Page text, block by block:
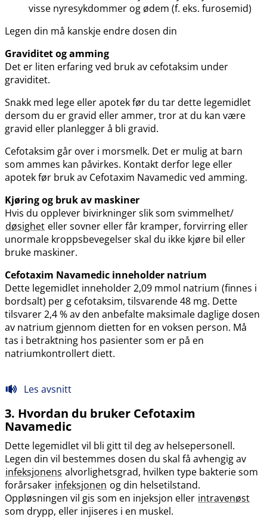
visse nyresykdommer og ødem (f. eks. furosemid)
Legen din må kanskje endre dosen din
Graviditet og amming
Det er liten erfaring ved bruk av cefotaksim under
graviditet.
Snakk med lege eller apotek før du tar dette legemidlet
dersom du er gravid eller ammer, tror at du kan være
gravid eller planlegger å bli gravid.
Cefotaksim går over i morsmelk. Det er mulig at barn
som ammes kan påvirkes. Kontakt derfor lege eller
apotek før bruk av Cefotaxim Navamedic ved amming.
Kjøring og bruk av maskiner
Hvis du opplever bivirkninger slik som svimmelhet​/​
døsighet eller sovner eller får kramper, forvirring eller
unormale kroppsbevegelser skal du ikke kjøre bil eller
bruke maskiner.
Cefotaxim Navamedic inneholder natrium
Dette legemidlet inneholder 2,09 mmol natrium (finnes i
bordsalt) per g cefotaksim, tilsvarende 48 mg. Dette
tilsvarer 2,4 % av den anbefalte maksimale daglige dosen
av natrium gjennom dietten for en voksen person. Må
tas i betraktning hos pasienter som er på en
natriumkontrollert diett.
Les avsnitt
3. Hvordan du bruker Cefotaxim
Navamedic
Dette legemidlet vil bli gitt til deg av helsepersonell.
Legen din vil bestemmes dosen du skal få avhengig av
infeksjonens alvorlighetsgrad, hvilken type bakterie som
forårsaker infeksjonen og din helsetilstand.
Oppløsningen vil gis som en injeksjon eller intravenøst
som drypp, eller injiseres i en muskel.